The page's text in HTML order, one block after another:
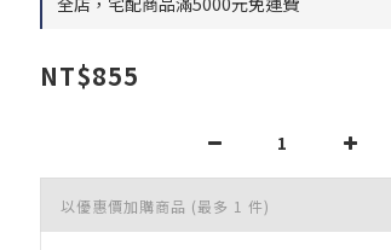
NT$855
以優惠價加購商品 (最多 1 件)